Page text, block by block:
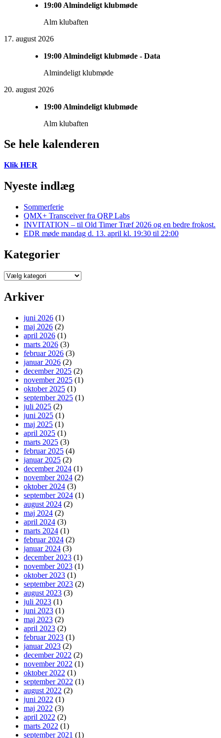
19:00 Almindeligt klubmøde
Alm klubaften
17. august 2026
19:00 Almindeligt klubmøde - Data
Almindeligt klubmøde
20. august 2026
19:00 Almindeligt klubmøde
Alm klubaften
Se hele kalenderen
Klik HER
Nyeste indlæg
Sommerferie
QMX+ Transceiver fra QRP Labs
INVITATION – til Old Timer Træf 2026 og en bedre frokost.
EDR møde mandag d. 13. april kl. 19:30 til 22:00
Kategorier
Kategorier
Arkiver
juni 2026 (1)
maj 2026 (2)
april 2026 (1)
marts 2026 (3)
februar 2026 (3)
januar 2026 (2)
december 2025 (2)
november 2025 (1)
oktober 2025 (1)
september 2025 (1)
juli 2025 (2)
juni 2025 (1)
maj 2025 (1)
april 2025 (1)
marts 2025 (3)
februar 2025 (4)
januar 2025 (2)
december 2024 (1)
november 2024 (2)
oktober 2024 (3)
september 2024 (1)
august 2024 (2)
maj 2024 (2)
april 2024 (3)
marts 2024 (1)
februar 2024 (2)
januar 2024 (3)
december 2023 (1)
november 2023 (1)
oktober 2023 (1)
september 2023 (2)
august 2023 (3)
juli 2023 (1)
juni 2023 (1)
maj 2023 (2)
april 2023 (2)
februar 2023 (1)
januar 2023 (2)
december 2022 (2)
november 2022 (1)
oktober 2022 (1)
september 2022 (1)
august 2022 (2)
juni 2022 (1)
maj 2022 (3)
april 2022 (2)
marts 2022 (1)
september 2021 (1)